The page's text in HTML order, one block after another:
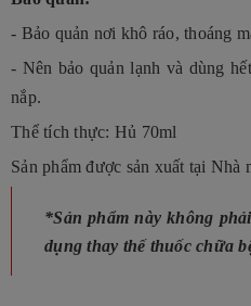
- Bảo quản nơi khô ráo, thoáng
- Nên bảo quản lạnh và dùng
nắp.
Thể tích thực: Hủ 70ml
Sản phẩm được sản xuất tại Nhà
*Sản phẩm này không
dụng thay thế thuốc chữa